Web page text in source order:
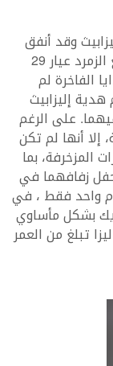
وقد أنفق
92000 دولار على خاتم خطوبة ألماس بقطع الزمرد عيار 29
الفاخرة لم
إليزابيث
على الرغم
أنها لم تكن
المزخرفة، بما
زفافهما في
، ولكن بعد عام واحد فقط ، في
مايك بشكل مأساوي
تبلغ من العمر